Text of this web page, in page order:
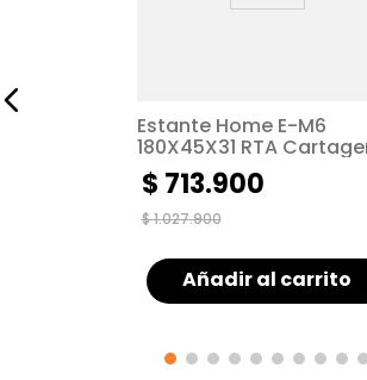
Estante Home E-M6
180X45X31 RTA
Wengue ZF
$1.027.900
$ 713.900
Añadir al carrito